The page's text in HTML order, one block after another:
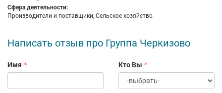
могут привести человека на вакантную должность и получить
выплату до 30 тысяч рублей после его трудоустройства.
Сфера деятельности:
Производители и поставщики, Сельское хозяйство
Написать отзыв про Группа Черкизово
Имя Кто Вы